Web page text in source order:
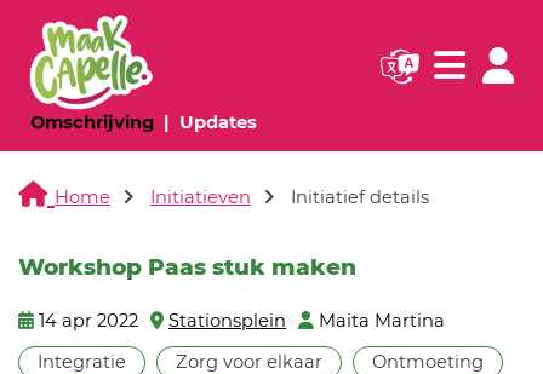
Omschrijving(huidige pagina)
Updates(huidige pagina)
Navigatie
Home Initiatieven Initiatief details
Workshop Paas stuk maken
14 apr 2022 Stationsplein
Maita Martina
Integratie
Zorg voor elkaar Ontmoeting